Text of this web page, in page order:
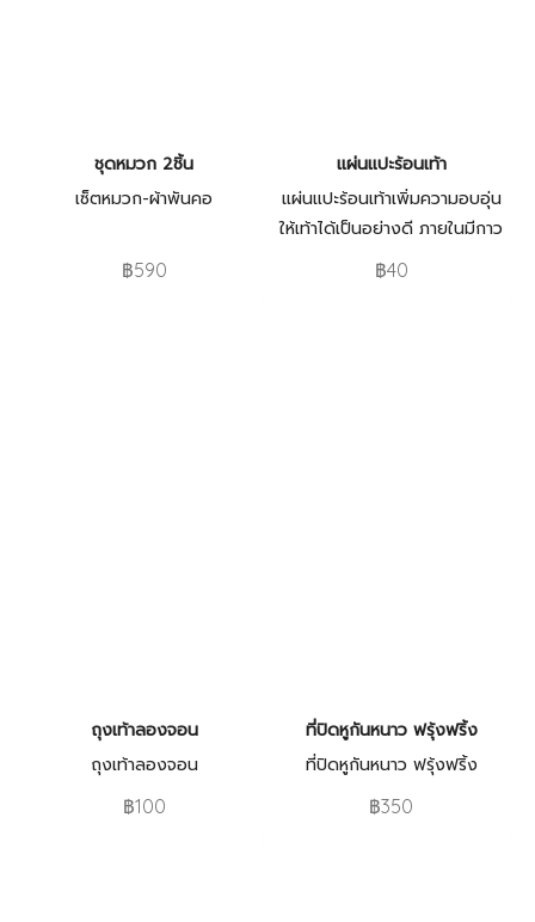
ชุดหมวก 2ชิ้น
เซ็ตหมวก-ผ้าพันคอ
฿590
แผ่นแปะร้อนเท้า
แผ่นแปะร้อนเท้าเพิ่มความอบอุ่น
ให้เท้าได้เป็นอย่างดี ภายในมีกาว
สามารถลอกและแปะกับถุงเท้าได้
฿40
ถุงเท้าลองจอน
ถุงเท้าลองจอน
฿100
ที่ปิดหูกันหนาว ฟรุ้งฟริ้ง
ที่ปิดหูกันหนาว ฟรุ้งฟริ้ง
฿350